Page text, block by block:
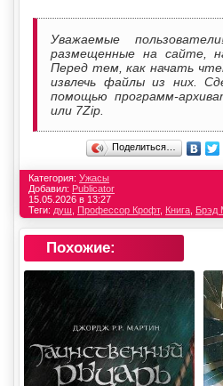
Уважаемые
размещенные на сайте,
Перед тем, как начать
извлечь файлы из них.
помощью программ-
или 7Zip.
Поделиться…
Категория: Ужасы
Добавил: Publicator
15.05.2026 в 13:27
Теги: душ Профессор Крофт, Книга Брэд
Похожие: